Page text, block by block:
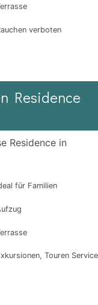
verboten
Residence
Residence in
für Familien
Touren Service